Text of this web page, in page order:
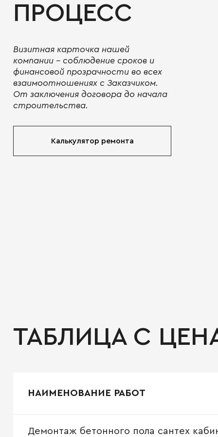
ПРОЦЕСС
Визитная карточка нашей
компании - соблюдение сроков и
финансовой прозрачности во всех
взаимоотношениях с Заказчиком.
От заключения договора до начала
строительства.
Калькулятор ремонта
ТАБЛИЦА С
НАИМЕНОВАНИЕ РАБОТ
Демонтаж бетонного пола сантех